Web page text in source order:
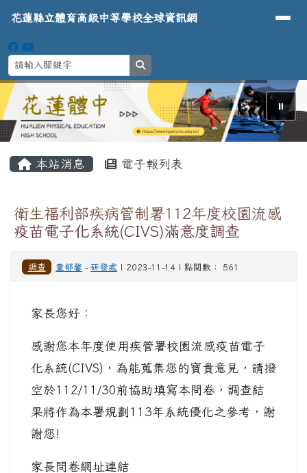
花蓮縣立體育高級中等學校全球資
導覽列
花蓮縣立體育高級中等學校全球資訊網
⏸
本站消息 電子報列表
衛生福利部疾病管制署112年度校園流感
疫苗電子化系統(CIVS)滿意度調查
調查 童郁馨 -研發處 | 2023-11-14 | 點閱數： 561
家長您好：
感謝您本年度使用疾管署校園流感疫苗電子
化系統(CIVS)，為能蒐集您的寶貴意見，請撥
空於112/11/30前協助填寫本問卷，調查結
果將作為本署規劃113年系統優化之參考，謝
謝您!
家長問卷網址連結